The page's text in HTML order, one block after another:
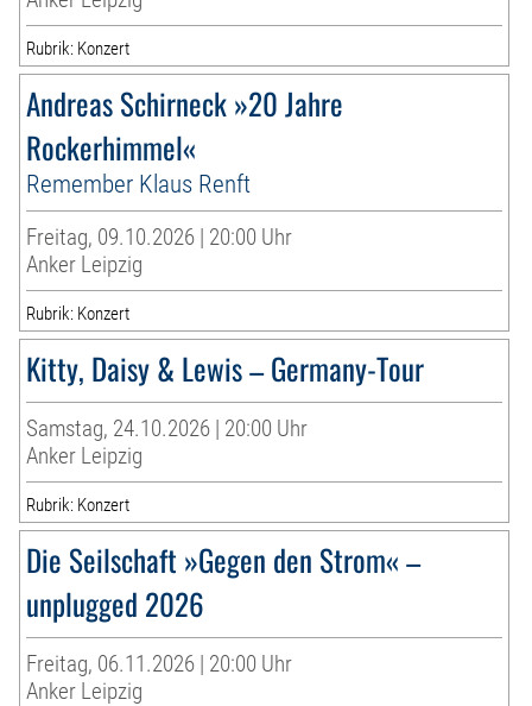
Rubrik: Konzert
Andreas Schirneck »20 Jahre
Rockerhimmel«
Remember Klaus Renft
Freitag, 09.10.2026 | 20:00 Uhr
Anker Leipzig
Rubrik: Konzert
Kitty, Daisy & Lewis – Germany-Tour
Samstag, 24.10.2026 | 20:00 Uhr
Anker Leipzig
Rubrik: Konzert
Die Seilschaft »Gegen den Strom« –
unplugged 2026
Freitag, 06.11.2026 | 20:00 Uhr
Anker Leipzig